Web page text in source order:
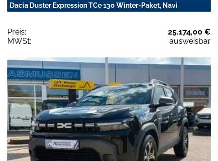
Dacia Duster Expression TCe 130 Winter-Paket, Navi
Preis:
25.174,00 €
MWSt:
ausweisbar